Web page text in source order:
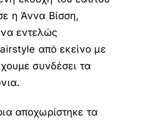
η Άννα Βίσση,
εντελώς
από εκείνο με
συνδέσει τα
αποχωρίστηκε τα